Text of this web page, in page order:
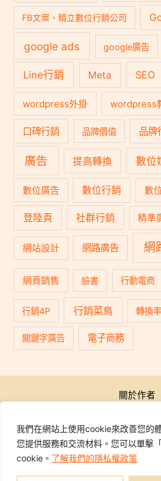
我們在網站上使用cookie來改善您的
您提供服務和交流材料。您可以單擊
cookie。 了解我們的隱私權政策
FB文案，精立數位行銷公司
google ads google廣告
Line行銷 Meta SEO
wordpress外掛 wordpress
口碑行銷 品牌價值 品牌
廣告 提高轉換 數位
數位廣告 數位行銷 數
登陸頁 社群行銷 精準
網站設計 網路廣告 網
網頁銷售 臉書 行動電商
行銷4P 行銷菜鳥 轉換率
關鍵字廣告 電子商務
關於作者
行銷學院
課程報名
學員專區